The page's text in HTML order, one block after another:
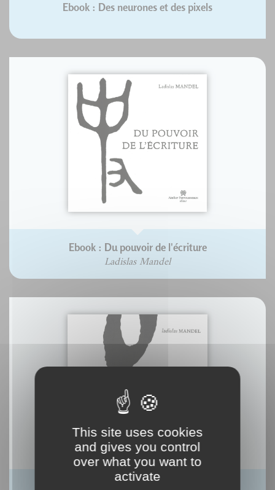
Ebook : Des neurones et des pixels
Ebook : Du pouvoir de l'écriture
Ladislas Mandel
This site uses cookies
and gives you control
over what you want to
activate